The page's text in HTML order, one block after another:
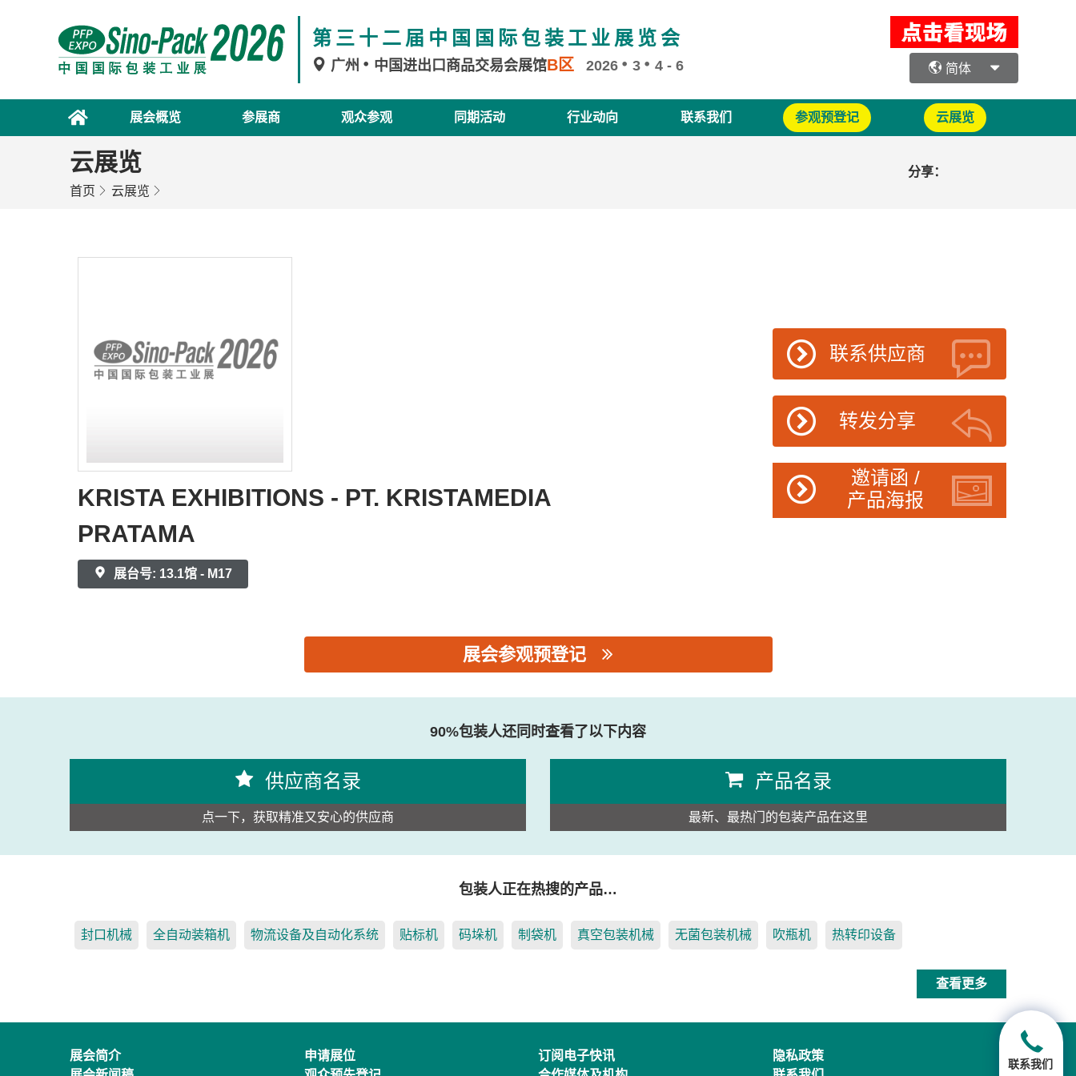
第三十二届中国国际包装工业展览会
广州 中国进出口商品交易会展馆B区 2026 3 4 - 6 简体
展会概览 参展商 观众参观 同期活动 行业动向 联系我们 参观预登记 云展览
云展览
首页 云展览
分享：
KRISTA EXHIBITIONS - PT. KRISTAMEDIA
PRATAMA
展台号: 13.1馆 - M17
联系供应商
转发分享
邀请函 /
产品海报
展会参观预登记
90%包装人还同时查看了以下内容
供应商名录
点一下，获取精准又安心的供应商
产品名录
最新、最热门的包装产品在这里
包装人正在热搜的产品…
封口机械 全自动装箱机 物流设备及自动化系统 贴标机 码垛机 制袋机 真空包装机械 无菌包装机械 吹瓶机 热转印设备
查看更多
展会简介
申请展位
订阅电子快讯
隐私政策
联系我们